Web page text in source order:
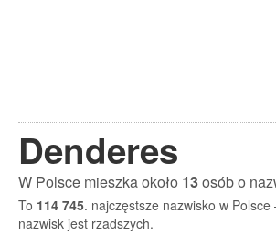
Denderes
W Polsce mieszka około 13osób o
To 114 745. najczęstsze nazwisko w Polsce
nazwisk jest rzadszych.